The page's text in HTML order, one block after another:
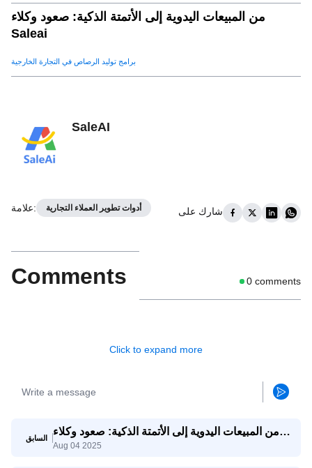
من المبيعات اليدوية إلى الأتمتة الذكية: صعود وكلاء
Saleai
برامج توليد الرصاص في التجارة الخارجية
SaleAI
علامة: أدوات تطوير العملاء التجارية شارك على
Comments 0 comments
Click to expand more
السابق
من المبيعات اليدوية إلى الأتمتة الذكية: صعود وكلاء
Saleai
Aug 04 2025